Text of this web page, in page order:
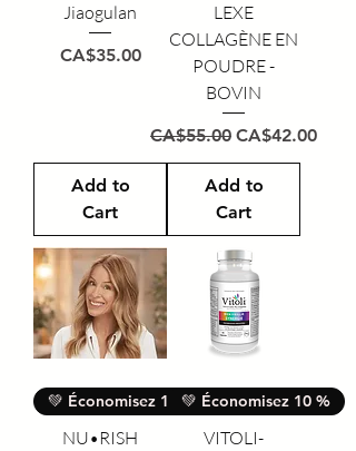
Jiaogulan
Price
CA$35.00
Add to
Cart
LEXE
COLLAGÈNE EN
POUDRE -
BOVIN
Regular Price
CA$55.00 Sale Price
CA$42.00
Add to
Cart
💚 Économisez 10 %
NU•RISH
💚 Économisez 10 %
VITOLI-